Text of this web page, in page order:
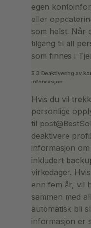
egen
eller
som helst. Når
tilgang til all
som finnes i
5.3 Deaktivering av
informasjon.
Hvis du vil
personlige
til
deaktivere
informasjon
inkludert
virkedager.
enn fem år, vil
sammen med
automatisk bli
informasjon er